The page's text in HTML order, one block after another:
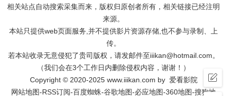
相关站点自动搜索采集而来，版权归原创者所有，相关链接已经注明
来源。
本站只提供web页面服务,并不提供影片资源存储,也不参与录制、上
传。
若本站收录无意侵犯了贵司版权，请发邮件至iiikan@hotmail.com。
（我们会在3个工作日内删除侵权内容，谢谢！）
Copyright © 2020-2025 www.iiikan.com by 爱看影院
网站地图-RSS订阅-百度蜘蛛-谷歌地图-必应地图-360地图-搜狗地